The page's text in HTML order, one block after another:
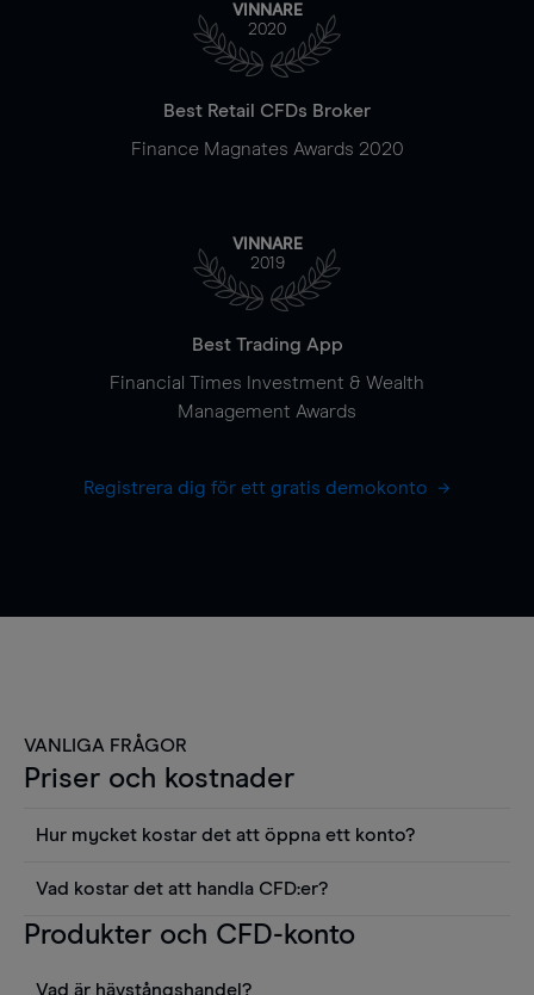
VINNARE
2020
Best Retail CFDs Broker
Finance Magnates Awards 2020
VINNARE
2019
Best Trading App
Financial Times Investment & Wealth
Management Awards
Registrera dig för ett gratis demokonto
VANLIGA FRÅGOR
Priser och kostnader
Hur mycket kostar det att öppna ett konto?
använda sådana verktyg som diagram, Reuters
aktierapporter utan kostnad.
Vad kostar det att handla CFD:er?
Det är en rad kostnader att tänka på när man
innehavskostnader (för positioner som hålls öppna
Produkter och CFD-konto
Vad är hävstångshandel?